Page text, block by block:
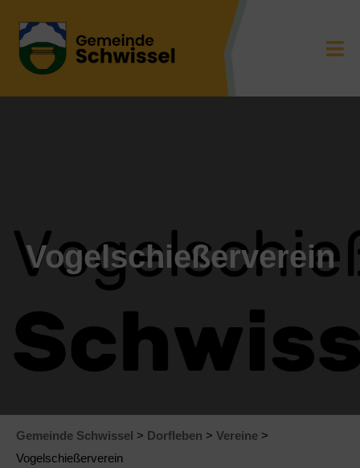
Vogelschießerverein
Gemeinde Schwissel > Dorfleben > Vereine >
Vogelschießerverein